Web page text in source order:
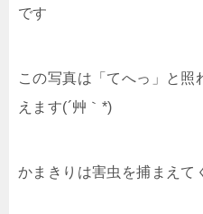
です
この写真は「てへっ」と照
えます(´艸｀*)
かまきりは害虫を捕まえて